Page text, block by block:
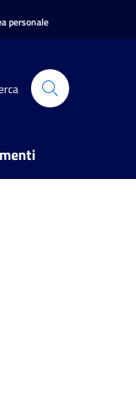
personale